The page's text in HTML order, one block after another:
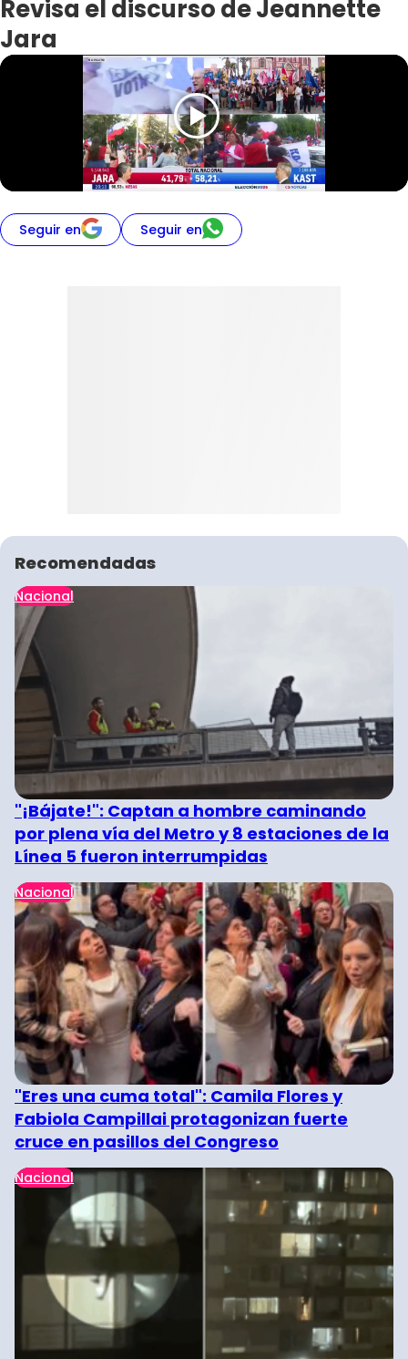
Revisa el discurso de Jeannette
Jara
Seguir en Seguir en
Recomendadas
Nacional
"¡Bájate!": Captan a hombre caminando
por plena vía del Metro y 8 estaciones de la
Línea 5 fueron interrumpidas
Nacional
"Eres una cuma total": Camila Flores y
Fabiola Campillai protagonizan fuerte
cruce en pasillos del Congreso
Nacional